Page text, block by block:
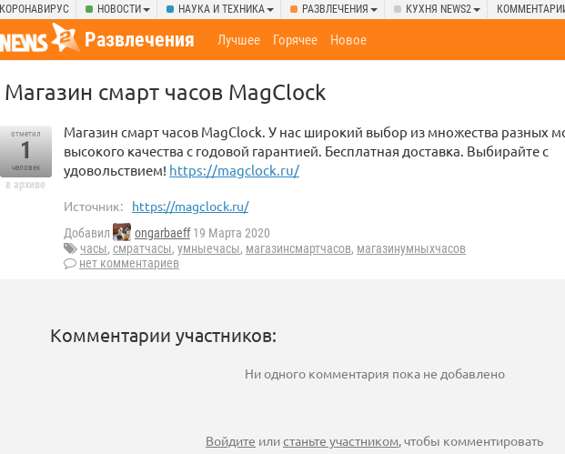
КОРОНАВИРУС НОВОСТИ НАУКА И ТЕХНИКА РАЗВЛЕЧЕНИЯ КУХНЯ NEWS2
Развлечения Лучшее Горячее Новое
Магазин смарт часов MagClock
отметил
1
человек
в архиве
Магазин смарт часов MagClock. У нас широкий выбор из множества разных
высокого качества с годовой гарантией. Бесплатная доставка. Выбирайте с
удовольствием! https://magclock.ru/
Источник: https://magclock.ru/
Добавил ongarbaeff19 Марта 2020
часы, смратчасы, умныечасы, магазинсмартчасов, магазинумныхчасов
нет комментариев
Комментарии участников:
Ни одного комментария пока не добавлено
Войдите илистаньте участником, чтобы комментировать